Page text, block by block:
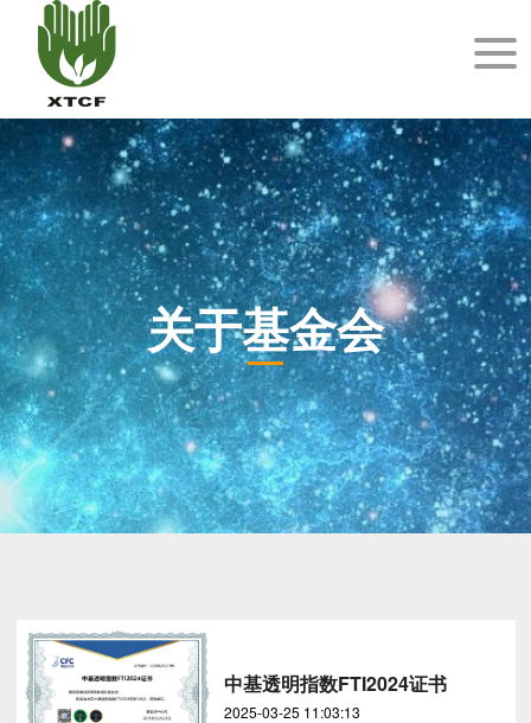
关于基金会
中基透明指数FTI2024证书
2025-03-25 11:03:13